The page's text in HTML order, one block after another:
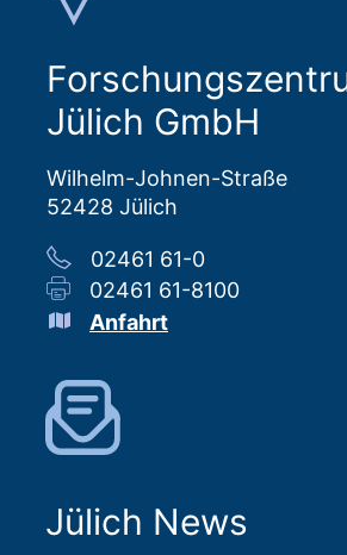
Jülich GmbH
Wilhelm-Johnen-Straße
52428 Jülich
02461 61-0
02461 61-8100
Anfahrt
Jülich News